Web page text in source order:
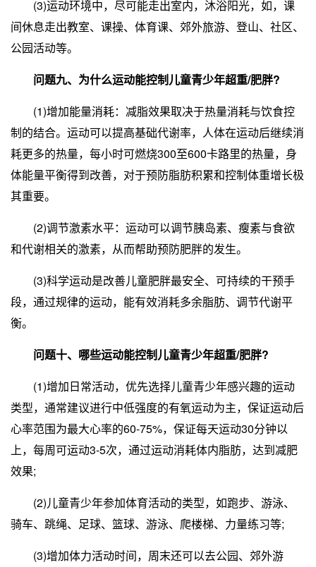
(3)运动环境中，尽可能走出室内，沐浴阳光，如，课
间休息走出教室、课操、体育课、郊外旅游、登山、社区、
公园活动等。
问题九、为什么运动能控制儿童青少年超重/肥胖?
(1)增加能量消耗：减脂效果取决于热量消耗与饮食控
制的结合。运动可以提高基础代谢率，人体在运动后继续消
耗更多的热量，每小时可燃烧300至600卡路里的热量，身
体能量平衡得到改善，对于预防脂肪积累和控制体重增长极
其重要。
(2)调节激素水平：运动可以调节胰岛素、瘦素与食欲
和代谢相关的激素，从而帮助预防肥胖的发生。
(3)科学运动是改善儿童肥胖最安全、可持续的干预手
段，通过规律的运动，能有效消耗多余脂肪、调节代谢平
衡。
问题十、哪些运动能控制儿童青少年超重/肥胖?
(1)增加日常活动，优先选择儿童青少年感兴趣的运动
类型，通常建议进行中低强度的有氧运动为主，保证运动后
心率范围为最大心率的60-75%，保证每天运动30分钟以
上，每周可运动3-5次，通过运动消耗体内脂肪，达到减肥
效果;
(2)儿童青少年参加体育活动的类型，如跑步、游泳、
骑车、跳绳、足球、篮球、游泳、爬楼梯、力量练习等;
(3)增加体力活动时间，周末还可以去公园、郊外游